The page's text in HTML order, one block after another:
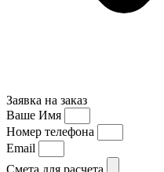
Заявка на заказ
Ваше Имя
Номер телефона
Email